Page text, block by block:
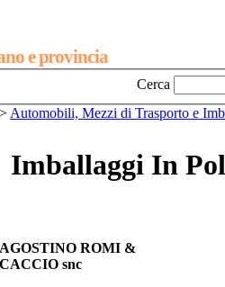
e provincia
Cerca
Automobili, Mezzi di Trasporto e
Imballaggi In
ROMI &
snc